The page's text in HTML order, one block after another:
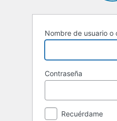
Nombre de usuario o
Contraseña
Recuérdame